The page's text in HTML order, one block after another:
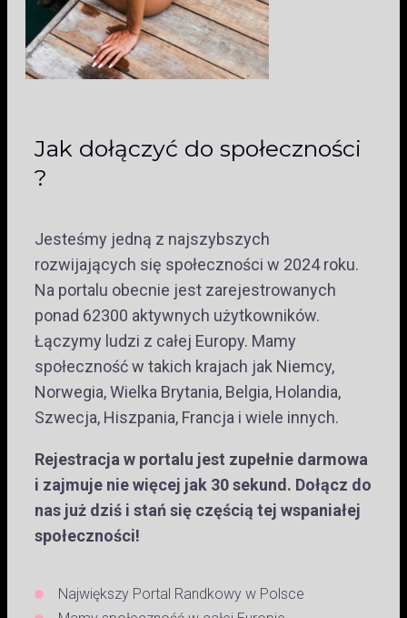
Jak dołączyć do społeczności
?
Jesteśmy jedną z najszybszych
rozwijających się społeczności w 2024 roku.
Na portalu obecnie jest zarejestrowanych
ponad 62300 aktywnych użytkowników.
Łączymy ludzi z całej Europy. Mamy
społeczność w takich krajach jak Niemcy,
Norwegia, Wielka Brytania, Belgia, Holandia,
Szwecja, Hiszpania, Francja i wiele innych.
Rejestracja w portalu jest zupełnie darmowa
i zajmuje nie więcej jak 30 sekund. Dołącz do
nas już dziś i stań się częścią tej wspaniałej
społeczności!
Największy Portal Randkowy w Polsce